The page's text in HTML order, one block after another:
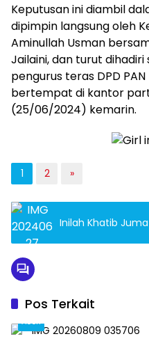
Keputusan ini diambil
dipimpin langsung oleh
Aminullah Usman
Jailaini, dan turut
pengurus teras DPD
bertempat di kantor
(25/06/2024) kemarin.
1 2 »
Inilah Khatib
Pos Terkait
Aceh